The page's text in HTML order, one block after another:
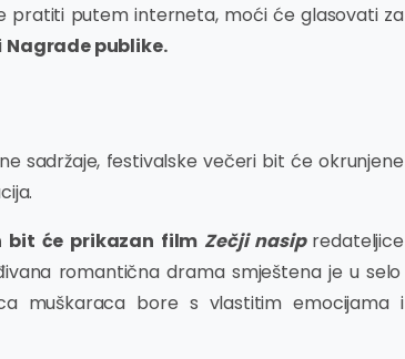
pratiti putem interneta, moći će glasovati za
Nagrade publike.
sadržaje, festivalske večeri bit će okrunjene
bit će prikazan film Zečji nasip redateljice
romantična drama smještena je u selo
muškaraca bore s vlastitim emocijama i